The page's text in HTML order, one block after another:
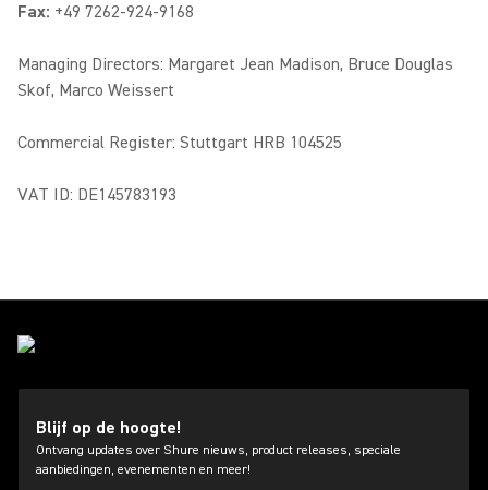
Fax: +49 7262-924-9168
Managing Directors: Margaret Jean Madison, Bruce Douglas
Skof, Marco Weissert
Commercial Register: Stuttgart HRB 104525
VAT ID: DE145783193
Blijf op de hoogte!
Ontvang updates over Shure nieuws, product releases, speciale
aanbiedingen, evenementen en meer!